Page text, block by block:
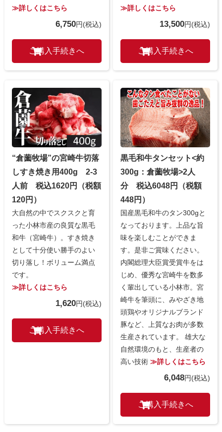
≫詳しくはこちら
6,750円(税込)
≫詳しくはこちら
13,500円(税込)
“倉薗牧場”の宮崎牛切落
しすき焼き用400g 2-3
人前 税込1620円（税額
120円）
大自然の中でスクスクと育
った小林市産の良質な黒毛
和牛（宮崎牛）。すき焼き
として十分使い勝手のよい
切り落し！ボリューム満点
です。
≫詳しくはこちら
1,620円(税込)
黒毛和牛タンセット<約
300g：倉薗牧場>2人
分 税込6048円（税額
448円）
国産黒毛和牛のタン300gと
なっております。上品な旨
味を楽しむことができま
す。是非ご賞味ください。
内閣総理大臣賞受賞牛をは
じめ、優秀な宮崎牛を数多
く輩出している小林市。宮
崎牛を筆頭に、みやざき地
頭鶏やオリジナルブランド
豚など、上質なお肉が多数
生産されています。 雄大な
自然環境のもと、生産者の
高い技術≫詳しくはこちら
6,048円(税込)